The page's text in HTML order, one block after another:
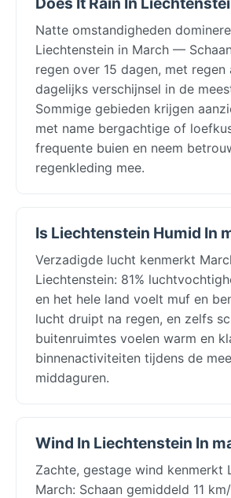
Natte omstandigheden
Liechtenstein in March —
regen over 15 dagen, met regen
dagelijks verschijnsel in de
Sommige gebieden krijgen
met name bergachtige of
frequente buien en neem
regenkleding mee.
Is Liechtenstein Humid In
Verzadigde lucht kenmerkt
Liechtenstein: 81%
en het hele land voelt muf en
lucht druipt na regen, en zelfs
buitenruimtes voelen warm en
binnenactiviteiten tijdens de
middaguren.
Wind In Liechtenstein In
Zachte, gestage wind kenmerkt
March: Schaan gemiddeld 11